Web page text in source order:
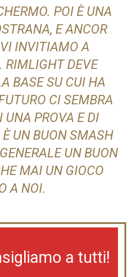
POI È UNA
E ANCOR
INVITIAMO A
RIMLIGHT DEVE
BASE SU CUI HA
CI SEMBRA
UNA PROVA E DI
UN BUON SMASH
UN BUON
MAI UN GIOCO
A NOI.
a tutti!